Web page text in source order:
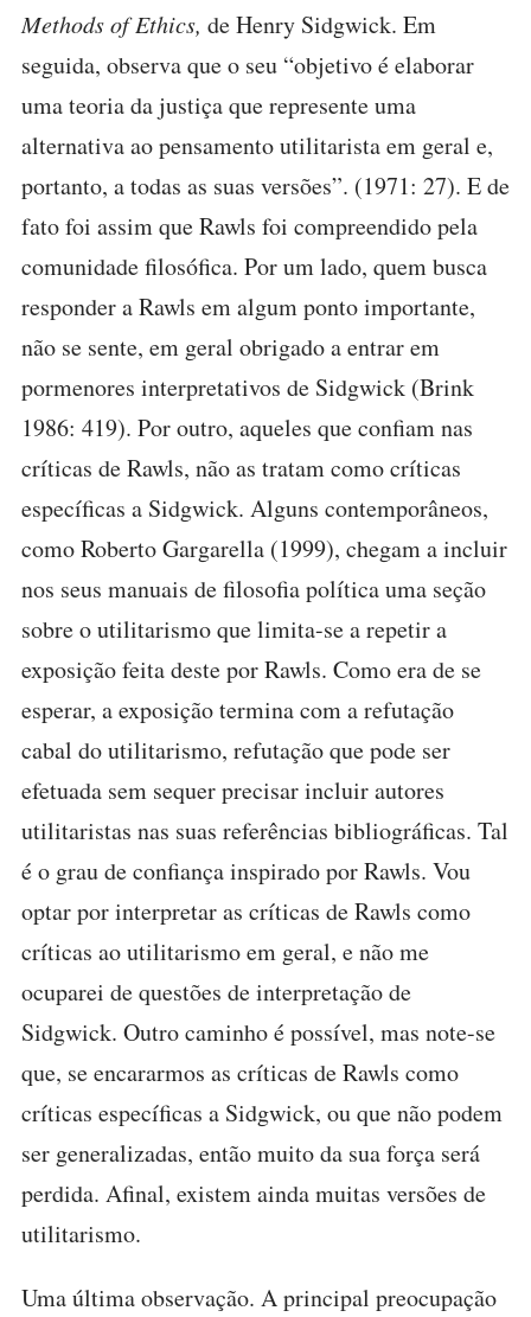
Methods of Ethics, de Henry Sidgwick. Em
seguida, observa que o seu “objetivo é elaborar
uma teoria da justiça que represente uma
alternativa ao pensamento utilitarista em geral e,
portanto, a todas as suas versões”. (1971: 27). E de
fato foi assim que Rawls foi compreendido pela
comunidade filosófica. Por um lado, quem busca
responder a Rawls em algum ponto importante,
não se sente, em geral obrigado a entrar em
pormenores interpretativos de Sidgwick (Brink
1986: 419). Por outro, aqueles que confiam nas
críticas de Rawls, não as tratam como críticas
específicas a Sidgwick. Alguns contemporâneos,
como Roberto Gargarella (1999), chegam a incluir
nos seus manuais de filosofia política uma seção
sobre o utilitarismo que limita-se a repetir a
exposição feita deste por Rawls. Como era de se
esperar, a exposição termina com a refutação
cabal do utilitarismo, refutação que pode ser
efetuada sem sequer precisar incluir autores
utilitaristas nas suas referências bibliográficas. Tal
é o grau de confiança inspirado por Rawls. Vou
optar por interpretar as críticas de Rawls como
críticas ao utilitarismo em geral, e não me
ocuparei de questões de interpretação de
Sidgwick. Outro caminho é possível, mas note-se
que, se encararmos as críticas de Rawls como
críticas específicas a Sidgwick, ou que não podem
ser generalizadas, então muito da sua força será
perdida. Afinal, existem ainda muitas versões de
utilitarismo.
Uma última observação. A principal preocupação